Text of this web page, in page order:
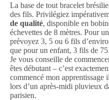
La base de tout bracelet
des fils. Privilégiez
de qualité, disponible en
échevettes de 8 mètres. Pour
prévoyez 3, 5 ou 6 fils
que pour un enfant, 3 fils de
Je vous conseille de
êtes débutant – c’est
commencé mon apprentissage
lors d’un après-midi pluvieux
parisien.